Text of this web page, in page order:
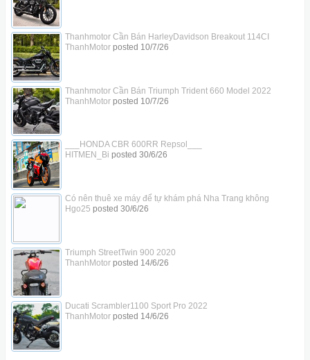
Thanhmotor Cần Bán HarleyDavidson Breakout 114CI
ThanhMotorposted 10/7/26
Thanhmotor Cần Bán Triumph Trident 660 Model 2022
ThanhMotorposted 10/7/26
___HONDA CBR 600RR Repsol___
HITMEN_Bi posted 30/6/26
Có nên thuê xe máy để tự khám phá Nha Trang không
Hgo25 posted 30/6/26
Triumph StreetTwin 900 2020
ThanhMotorposted 14/6/26
Ducati Scrambler1100 Sport Pro 2022
ThanhMotorposted 14/6/26